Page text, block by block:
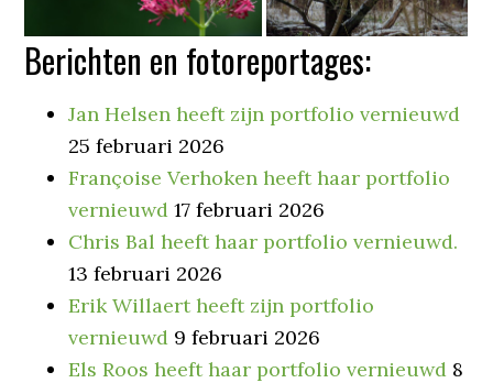
Berichten en fotoreportages:
Jan Helsen heeft zijn portfolio vernieuwd
25 februari 2026
Françoise Verhoken heeft haar portfolio
vernieuwd 17 februari 2026
Chris Bal heeft haar portfolio vernieuwd.
13 februari 2026
Erik Willaert heeft zijn portfolio
vernieuwd 9 februari 2026
Els Roos heeft haar portfolio vernieuwd 8